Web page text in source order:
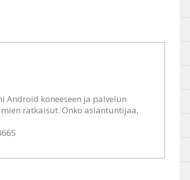
Android koneeseen ja palvelun
ratkaisut. Onko asiantuntijaa,